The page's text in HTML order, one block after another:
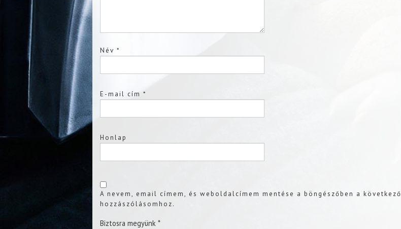
Név *
E-mail cím *
Honlap
A nevem, email címem, és weboldalcímem mentése a böngészőben a következő
hozzászólásomhoz.
Biztosra megyünk *